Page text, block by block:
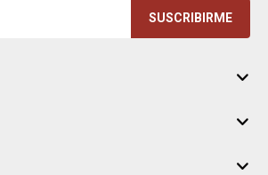
SUSCRIBIRME